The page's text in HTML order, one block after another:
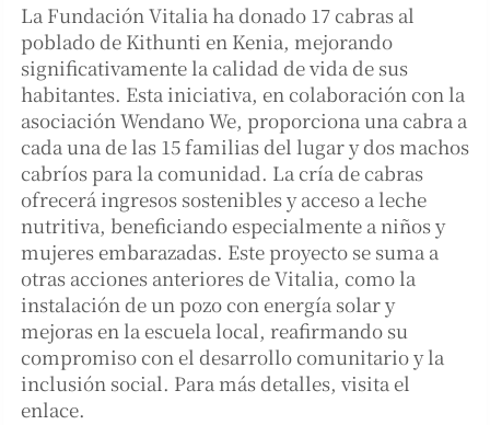
La Fundación Vitalia ha donado 17 cabras al
poblado de Kithunti en Kenia, mejorando
significativamente la calidad de vida de sus
habitantes. Esta iniciativa, en colaboración con la
asociación Wendano We, proporciona una cabra a
cada una de las 15 familias del lugar y dos machos
cabríos para la comunidad. La cría de cabras
ofrecerá ingresos sostenibles y acceso a leche
nutritiva, beneficiando especialmente a niños y
mujeres embarazadas. Este proyecto se suma a
otras acciones anteriores de Vitalia, como la
instalación de un pozo con energía solar y
mejoras en la escuela local, reafirmando su
compromiso con el desarrollo comunitario y la
inclusión social. Para más detalles, visita el
enlace.